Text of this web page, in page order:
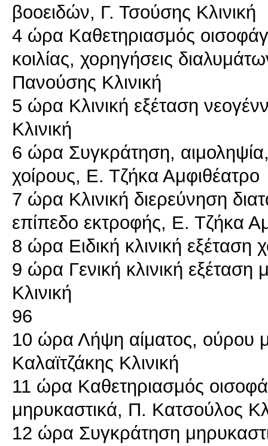
βοοειδών, Γ. Τσούσης Κλινική
4 ώρα Καθετηριασμός
κοιλίας, χορηγήσεις
Πανούσης Κλινική
5 ώρα Κλινική εξέταση
Κλινική
6 ώρα Συγκράτηση,
χοίρους, Ε. Τζήκα Αμφιθέατρο
7 ώρα Κλινική διερεύνηση
επίπεδο εκτροφής, Ε. Τζήκα
8 ώρα Ειδική κλινική
9 ώρα Γενική κλινική
Κλινική
96
10 ώρα Λήψη αίματος, ούρου
Καλαϊτζάκης Κλινική
11 ώρα Καθετηριασμός
μηρυκαστικά, Π. Κατσούλος
12 ώρα Συγκράτηση